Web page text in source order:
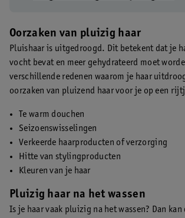
Oorzaken van pluizig haar
Pluishaar is uitgedroogd. Dit betekent dat je
vocht bevat en meer gehydrateerd moet
verschillende redenen waarom je haar
oorzaken van pluizend haar voor je op een
Te warm douchen
Seizoenswisselingen
Verkeerde haarproducten of verzorging
Hitte van stylingproducten
Kleuren van je haar
Pluizig haar na het wassen
Is je haar vaak pluizig na het wassen? Dan